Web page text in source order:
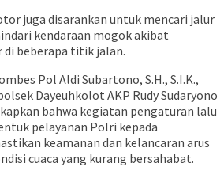
juga disarankan untuk mencari jalur
kendaraan mogok akibat
beberapa titik jalan.
Pol Aldi Subartono, S.H., S.I.K.,
Dayeuhkolot AKP Rudy Sudaryono
bahwa kegiatan pengaturan lalu
pelayanan Polri kepada
keamanan dan kelancaran arus
cuaca yang kurang bersahabat.